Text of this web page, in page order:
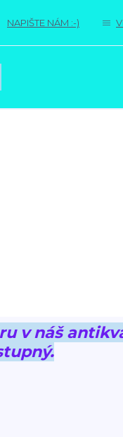
NAPIŠTE NÁM :-)
v náš